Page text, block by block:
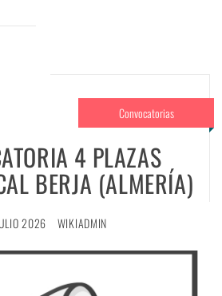
Convocatorias
4 PLAZAS
BERJA (ALMERÍA)
2026 WIKIADMIN